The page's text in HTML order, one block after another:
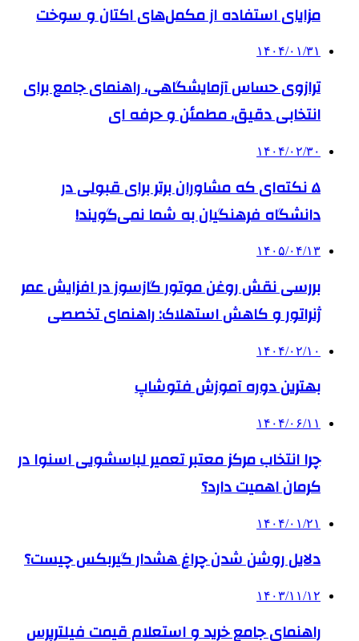
مزایای استفاده از مکمل‌های اکتان و سوخت
۱۴۰۴/۰۱/۳۱
ترازوی حساس آزمایشگاهی، راهنمای جامع برای
انتخابی دقیق، مطمئن و حرفه ای
۱۴۰۴/۰۲/۳۰
۵ نکته‌ای که مشاوران برتر برای قبولی در
دانشگاه فرهنگیان به شما نمی‌گویند!
۱۴۰۵/۰۴/۱۳
بررسی نقش روغن موتور گازسوز در افزایش عمر
ژنراتور و کاهش استهلاک: راهنمای تخصصی
۱۴۰۴/۰۲/۱۰
بهترین دوره آموزش فتوشاپ
۱۴۰۴/۰۶/۱۱
چرا انتخاب مرکز معتبر تعمیر لباسشویی اسنوا در
کرمان اهمیت دارد؟
۱۴۰۴/۰۱/۲۱
دلایل روشن شدن چراغ هشدار گیربکس چیست؟
۱۴۰۳/۱۱/۱۲
راهنمای جامع خرید و استعلام قیمت فیلترپرس